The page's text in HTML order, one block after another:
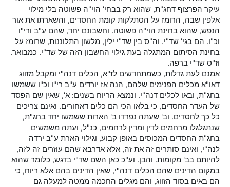
עיקר הפרצוף דחג"ת, שהוא רק בבחי' הוי"ה פשוטה בלי מילוי
אלפין שבה, הרומז על הסתלקות קומת החסדים, והשארתו את אור
הנפש, שהוא בחינת הוי"ה פשוטה. וחשבונם יחד, שהם ע"ב ורי"ו
וכ"ו. הם בגי' שד"י. וה"ס בין שד"י ילין, מלשון התלוננות, שרומז על
בחינת הסיתום המתגלה בעת גילוי החשבון הזה של שד"י. כמבואר.
וז"ס שד"י ברפה.
אמנם לעת גדלות, כשמתחדשים לז"א, הכלים דנה"י ומקבל מזווג
דאו"א מכלים הפנימים שלהם, הנה אז יורדים ע"ב רי"ו וכ"ו ששמשו
בחג"ת, ובאו לכלים דנה"י. ונמצא הריוח בשנים: א', שאין שם הפסד
של העדר החסדים, כי בלאו הכי הם כלים דאחורים. ואינם צריכים
כל כך לחסדים. וב' שעתה נפרדו ב' הארות ששמשו יחד בחג"ת,
שנתגלגלו מרחמים לדין ומדין לרחמים, כנ"ל, ועתה משמשים
בחג"ת החסדים המכוסים באופן קבוע, וגילוי הארת ע"ב ירדה
לנה"י, ואינם סותרים זה את זה, אלא אדרבא שהם עוזרים זה לזה,
להיותם בב' מקומות. והבן. וע"כ כאן השם שד"י בדגש, כלומר שהוא
במקום הדינים שהם הכלים דנה"י, שאין הדינים בהם אלא ריוח, כי
הם באים בסוד הזווג, והם מגלים החכמה ממטה למעלה גם